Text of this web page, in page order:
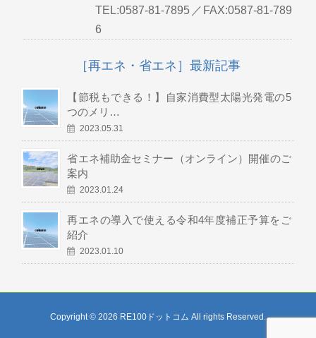
TEL:0587-81-7895／FAX:0587-81-789
6
［再エネ・省エネ］最新記事
【節税もできる！】自家消費型太陽光発電の5
つのメリ…
2023.05.31
省エネ補助金セミナー（オンライン）開催のご
案内
2023.01.24
再エネの導入で使える令和4年度補正予算をご
紹介
2023.01.10
Copyright © 2026 RE100ドットコム All rights Reserved.